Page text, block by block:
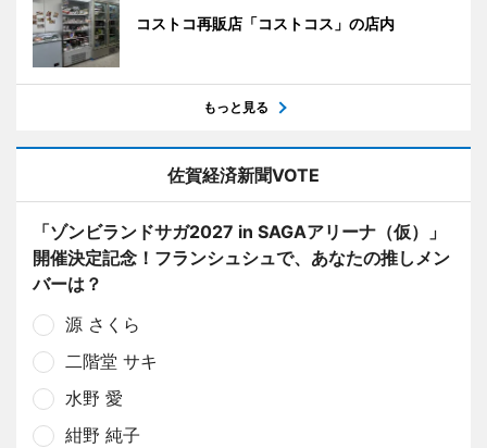
コストコ再販店「コストコス」の店内
もっと見る
佐賀経済新聞VOTE
「ゾンビランドサガ2027 in SAGAアリーナ（仮）」
開催決定記念！フランシュシュで、あなたの推しメン
バーは？
源 さくら
二階堂 サキ
水野 愛
紺野 純子